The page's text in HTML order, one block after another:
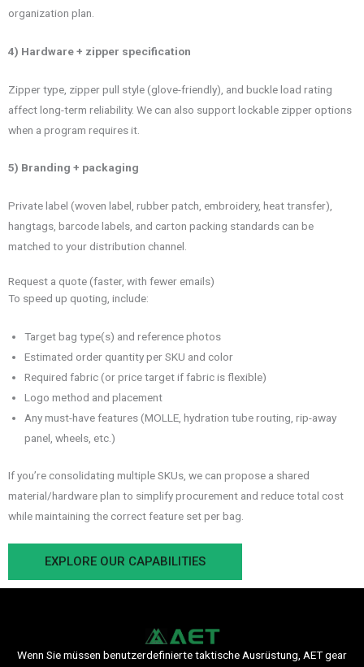
organization plan.
4) Hardware + zipper specification
Zipper type, zipper pull style (glove-friendly), and buckle load rating
affect long-term reliability. We can also support lockable zipper options
when a program requires it.
5) Branding + packaging
Private label (woven label, rubber patch, embroidery, heat transfer),
hangtags, barcode labels, and carton packing standards can be
matched to your distribution channel.
Request a quote (faster, with fewer emails)
To speed up quoting, include:
Target bag type(s) and reference photos
Estimated order quantity per SKU and color
Required fabric (or price target if fabric is flexible)
Logo method and placement
Any must-have features (MOLLE, hydration tube routing, rip-away
panel, wheels, etc.)
If you’re consolidating multiple SKUs, we can propose a shared
material/hardware plan to simplify procurement and reduce total cost
while maintaining the correct feature set per bag.
EXPLORE OUR CAPABILITIES
Wenn Sie müssen benutzerdefinierte taktische Ausrüstung, AET gear